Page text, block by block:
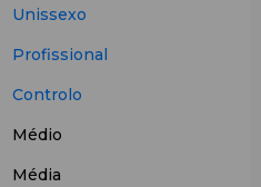
Unissexo
Profissional
Controlo
Médio
Média